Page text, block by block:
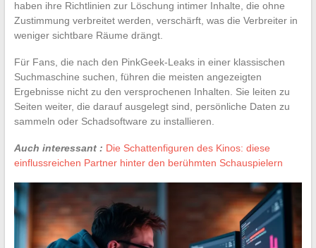
haben ihre Richtlinien zur Löschung intimer Inhalte, die ohne
Zustimmung verbreitet werden, verschärft, was die Verbreiter in
weniger sichtbare Räume drängt.
Für Fans, die nach den PinkGeek-Leaks in einer klassischen
Suchmaschine suchen, führen die meisten angezeigten
Ergebnisse nicht zu den versprochenen Inhalten. Sie leiten zu
Seiten weiter, die darauf ausgelegt sind, persönliche Daten zu
sammeln oder Schadsoftware zu installieren.
Auch interessant : Die Schattenfiguren des Kinos: diese
einflussreichen Partner hinter den berühmten Schauspielern